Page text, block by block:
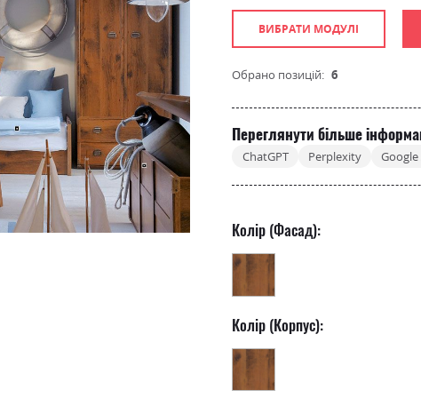
ВИБРАТИ МОДУЛІ
Обрано позицій: 6
Переглянути більше
ChatGPT Perplexity Google
Колір (Фасад):
Колір (Корпус):